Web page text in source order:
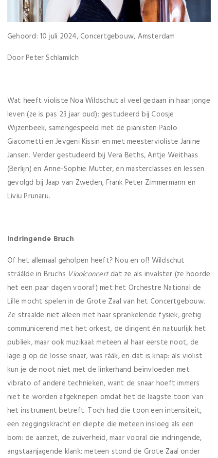
Gehoord: 10 juli 2024, Concertgebouw, Amsterdam
Door Peter Schlamilch
Wat heeft violiste Noa Wildschut al veel gedaan in haar jonge
leven (ze is pas 23 jaar oud): gestudeerd bij Coosje
Wijzenbeek, samengespeeld met de pianisten Paolo
Giacometti en Jevgeni Kissin en met meestervioliste Janine
Jansen. Verder gestudeerd bij Vera Beths, Antje Weithaas
(Berlijn) en Anne-Sophie Mutter, en masterclasses en lessen
gevolgd bij Jaap van Zweden, Frank Peter Zimmermann en
Liviu Prunaru.
Indringende Bruch
Of het allemaal geholpen heeft? Nou en of! Wildschut
stráálde in Bruchs Vioolconcertdat ze als invalster (ze hoorde
het een paar dagen vooraf) met het Orchestre National de
Lille mocht spelen in de Grote Zaal van het Concertgebouw.
Ze straalde niet alleen met haar sprankelende fysiek, gretig
communicerend met het orkest, de dirigent én natuurlijk het
publiek, maar ook muzikaal: meteen al haar eerste noot, de
lage g op de losse snaar, was ráák, en dat is knap: als violist
kun je de noot niet met de linkerhand beïnvloeden met
vibrato of andere technieken, want de snaar hoeft immers
niet te worden afgeknepen omdat het de laagste toon van
het instrument betreft. Toch had die toon een intensiteit,
een zeggingskracht en diepte die meteen insloeg als een
bom: de aanzet, de zuiverheid, maar vooral die indringende,
angstaanjagende klank: meteen stond de Grote Zaal onder